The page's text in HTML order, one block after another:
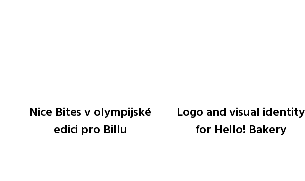
Nice Bites v olympijské
edici pro Billu
Logo and visual identity
for Hello! Bakery